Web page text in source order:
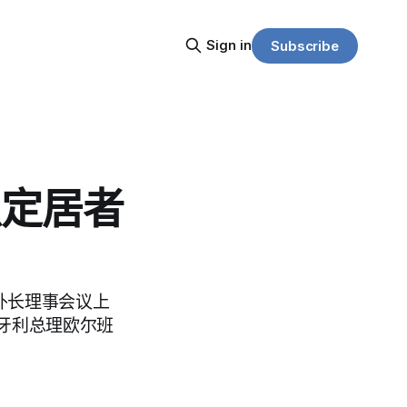
Sign in Subscribe
居者
长理事会议上
利总理欧尔班